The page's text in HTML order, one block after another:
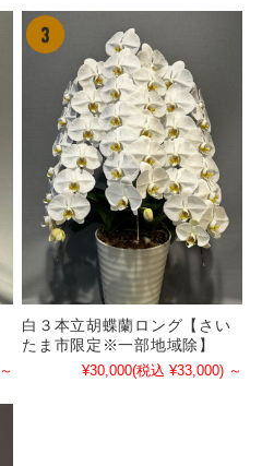
～
白３本立胡蝶蘭ロング【さい
たま市限定※一部地域除】
¥30,000(税込 ¥33,000) ～